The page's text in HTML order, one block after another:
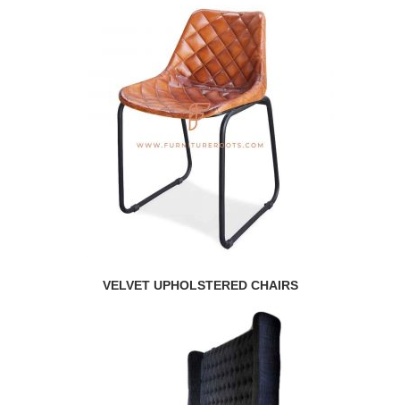
VELVET UPHOLSTERED CHAIRS